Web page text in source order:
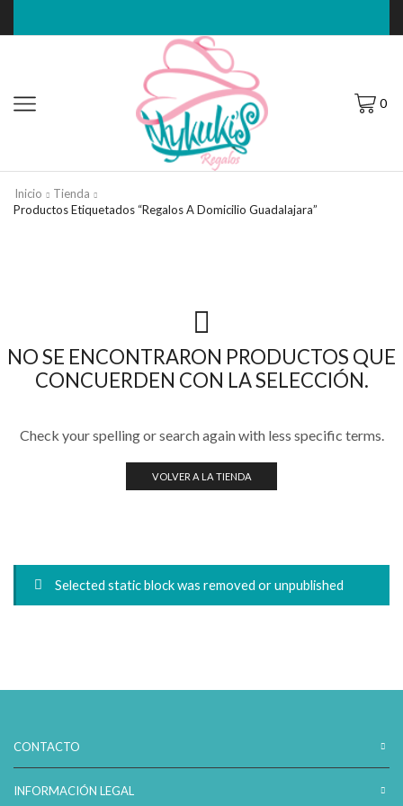
0
Inicio
Tienda
Productos Etiquetados “regalos A Domicilio Guadalajara”
NO SE ENCONTRARON PRODUCTOS QUE
CONCUERDEN CON LA SELECCIÓN.
Check your spelling or search again with less specific terms.
VOLVER A LA TIENDA
Selected static block was removed or unpublished
CONTACTO
INFORMACIÓN LEGAL